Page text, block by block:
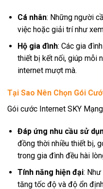
Cá nhân: Những người
việc hoặc giải trí như
Hộ gia đình: Các gia
thiết bị kết nối, giúp mỗi
internet mượt mà.
Tại Sao Nên Chọn Gói
Gói cước Internet SKY
Đáp ứng nhu cầu sử
đồng thời nhiều thiết bị,
trong gia đình đều hài
Tính năng hiện đại: Như
tăng tốc độ và độ ổn